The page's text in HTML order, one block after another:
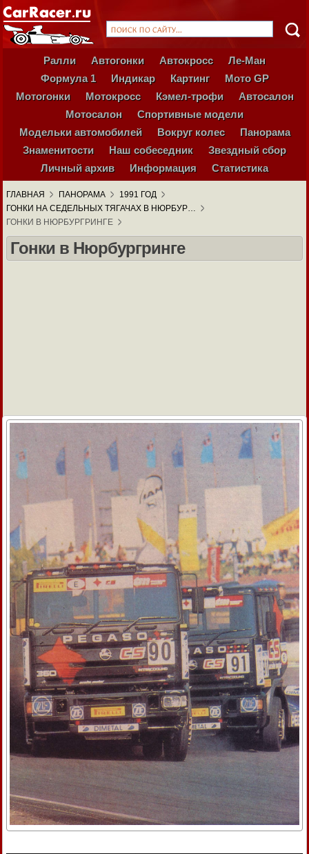
Ралли Автогонки Автокросс
Ле-Ман
Формула 1
Индикар Картинг
Мото GP
Мотогонки
Мотокросс Кэмел-трофи
Автосалон
Мотосалон
Спортивные модели
Модельки автомобилей
Вокруг колес
Панорама
Знаменитости
Наш собеседник
Звездный сбор
Личный архив
Информация Статистика
ГЛАВНАЯ ПАНОРАМА
1991 ГОД
ГОНКИ НА СЕДЕЛЬНЫХ ТЯГАЧАХ В НЮРБУР…
ГОНКИ В НЮРБУРГРИНГЕ
Гонки в Нюрбургринге